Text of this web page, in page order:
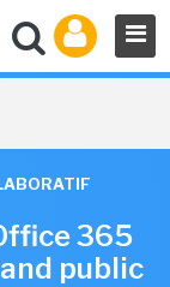
365
public